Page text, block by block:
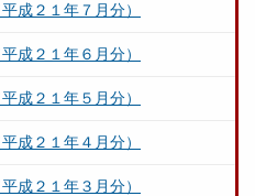
成２１年７月分）
成２１年６月分）
成２１年５月分）
成２１年４月分）
成２１年３月分）